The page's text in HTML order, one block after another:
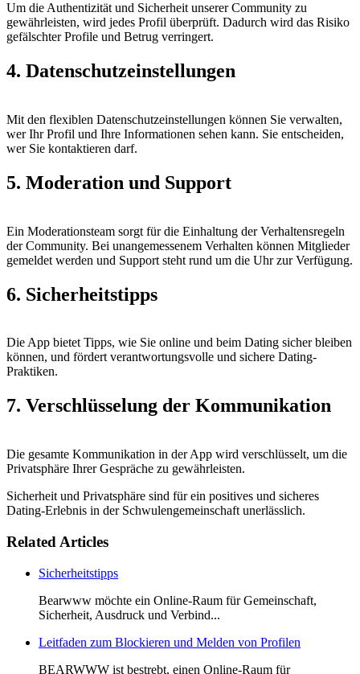
Um die Authentizität und Sicherheit unserer Community zu
gewährleisten, wird jedes Profil überprüft. Dadurch wird das Risiko
gefälschter Profile und Betrug verringert.
4. Datenschutzeinstellungen
Mit den flexiblen Datenschutzeinstellungen können Sie verwalten,
wer Ihr Profil und Ihre Informationen sehen kann. Sie entscheiden,
wer Sie kontaktieren darf.
5. Moderation und Support
Ein Moderationsteam sorgt für die Einhaltung der Verhaltensregeln
der Community. Bei unangemessenem Verhalten können Mitglieder
gemeldet werden und Support steht rund um die Uhr zur Verfügung.
6. Sicherheitstipps
Die App bietet Tipps, wie Sie online und beim Dating sicher bleiben
können, und fördert verantwortungsvolle und sichere Dating-
Praktiken.
7. Verschlüsselung der Kommunikation
Die gesamte Kommunikation in der App wird verschlüsselt, um die
Privatsphäre Ihrer Gespräche zu gewährleisten.
Sicherheit und Privatsphäre sind für ein positives und sicheres
Dating-Erlebnis in der Schwulengemeinschaft unerlässlich.
Related Articles
Sicherheitstipps
Bearwww möchte ein Online-Raum für Gemeinschaft,
Sicherheit, Ausdruck und Verbind...
Leitfaden zum Blockieren und Melden von Profilen
BEARWWW ist bestrebt, einen Online-Raum für